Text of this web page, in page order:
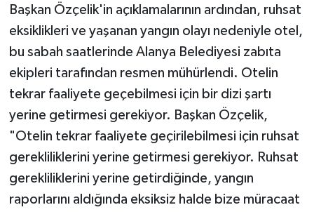
Başkan Özçelik'in açıklamalarının ardından, ruhsat
eksiklikleri ve yaşanan yangın olayı nedeniyle otel,
bu sabah saatlerinde Alanya Belediyesi zabıta
ekipleri tarafından resmen mühürlendi. Otelin
tekrar faaliyete geçebilmesi için bir dizi şartı
yerine getirmesi gerekiyor. Başkan Özçelik,
"Otelin tekrar faaliyete geçirilebilmesi için ruhsat
gerekliliklerini yerine getirmesi gerekiyor. Ruhsat
gerekliliklerini yerine getirdiğinde, yangın
raporlarını aldığında eksiksiz halde bize müracaat